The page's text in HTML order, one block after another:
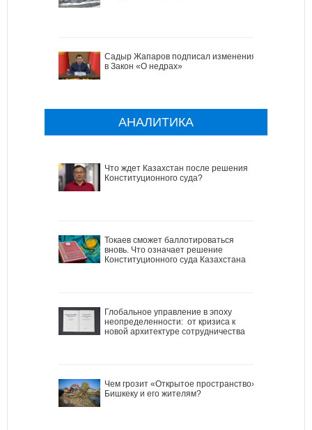
Садыр Жапаров подписал изменения
в Закон «О недрах»
АНАЛИТИКА
Что ждет Казахстан после решения
Конституционного суда?
Токаев сможет баллотироваться
вновь. Что означает решение
Конституционного суда Казахстана
Глобальное управление в эпоху
неопределенности: от кризиса к
новой архитектуре сотрудничества
Чем грозит «Открытое пространство»
Бишкеку и его жителям?